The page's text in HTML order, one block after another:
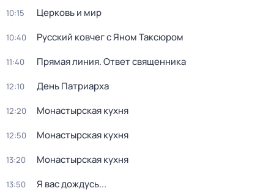
10:15 Церковь и мир
10:40 Русский ковчег с Яном Таксюром
11:40 Прямая линия. Ответ священника
12:10 Дeнь Патриаpха
12:20 Монастырская кухня
12:50 Монастырская кухня
13:20 Монастырская кухня
13:50 Я вас дождусь...